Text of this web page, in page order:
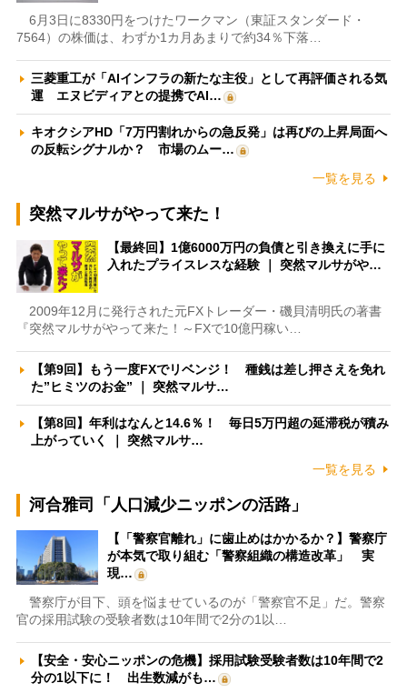
6月3日に8330円をつけたワークマン（東証スタンダード・
7564）の株価は、わずか1カ月あまりで約34％下落…
三菱重工が「AIインフラの新たな主役」として再評価される気
運 エヌビディアとの提携でAI…
キオクシアHD「7万円割れからの急反発」は再びの上昇局面へ
の反転シグナルか？ 市場のムー…
一覧を見る
突然マルサがやって来た！
【最終回】1億6000万円の負債と引き換えに手に
入れたプライスレスな経験 ｜ 突然マルサがや…
2009年12月に発行された元FXトレーダー・磯貝清明氏の著書
『突然マルサがやって来た！～FXで10億円稼い…
【第9回】もう一度FXでリベンジ！ 種銭は差し押さえを免れ
た”ヒミツのお金” ｜ 突然マルサ…
【第8回】年利はなんと14.6％！ 毎日5万円超の延滞税が積み
上がっていく ｜ 突然マルサ…
一覧を見る
河合雅司「人口減少ニッポンの活路」
【「警察官離れ」に歯止めはかかるか？】警察庁
が本気で取り組む「警察組織の構造改革」 実
現…
警察庁が目下、頭を悩ませているのが「警察官不足」だ。警察
官の採用試験の受験者数は10年間で2分の1以…
【安全・安心ニッポンの危機】採用試験受験者数は10年間で2
分の1以下に！ 出生数減がも…